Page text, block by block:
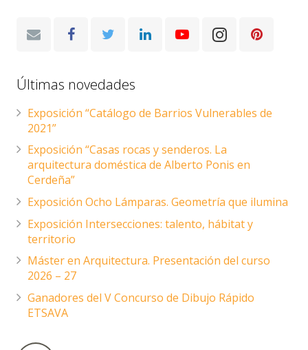
Últimas novedades
Exposición “Catálogo de Barrios Vulnerables de
2021”
Exposición “Casas rocas y senderos. La
arquitectura doméstica de Alberto Ponis en
Cerdeña”
Exposición Ocho Lámparas. Geometría que ilumina
Exposición Intersecciones: talento, hábitat y
territorio
Máster en Arquitectura. Presentación del curso
2026 – 27
Ganadores del V Concurso de Dibujo Rápido
ETSAVA